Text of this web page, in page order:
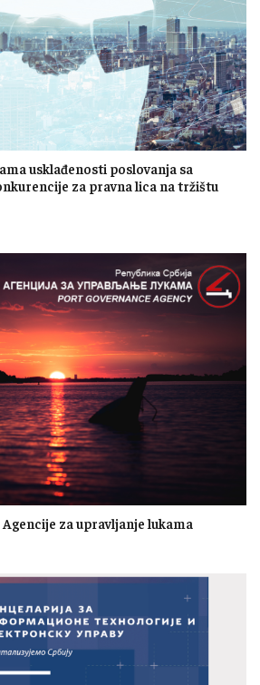
usklađenosti poslovanja sa
za pravna lica na tržištu
za upravljanje lukama